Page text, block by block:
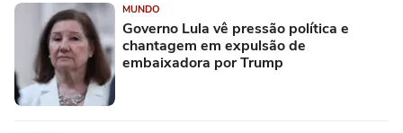
MUNDO
Governo Lula vê pressão política e
chantagem em expulsão de
embaixadora por Trump